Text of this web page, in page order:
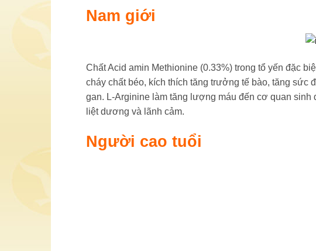
Nam giới
Chất Acid amin Methionine (0.33%) trong tổ yến đặc
cháy chất béo, kích thích tăng trưởng tế bào, tăng sức
gan. L-Arginine làm tăng lượng máu đến cơ quan sinh
liệt dương và lãnh cảm.
Người cao tuổi